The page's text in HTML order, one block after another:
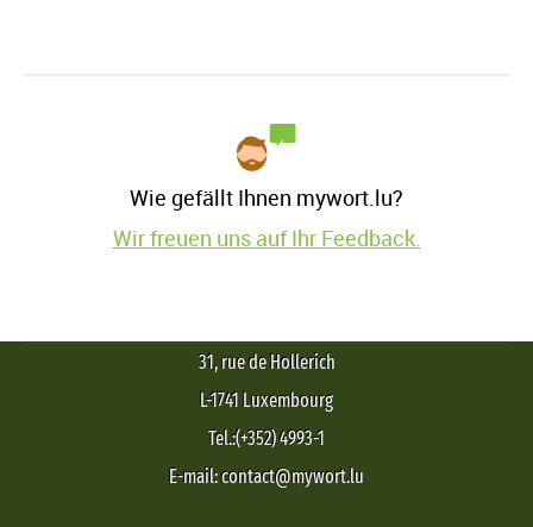
Wie gefällt Ihnen mywort.lu?
Wir freuen uns auf Ihr Feedback.
31, rue de Hollerich
L-1741 Luxembourg
Tel.:(+352) 4993-1
E-mail: contact@mywort.lu